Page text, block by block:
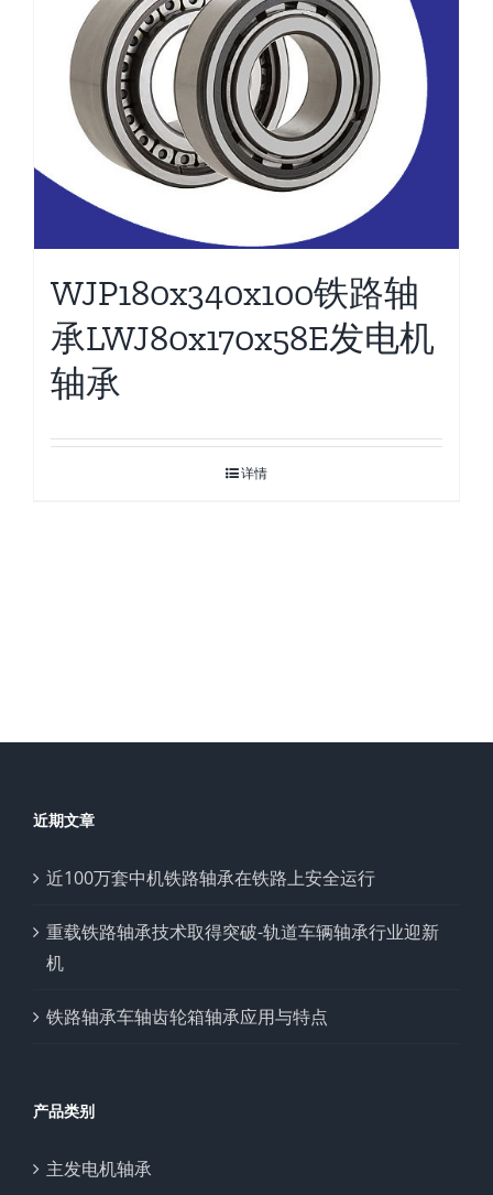
WJP180x340x100铁路轴
承LWJ80x170x58E发电机
轴承
详情
近期文章
近100万套中机铁路轴承在铁路上安全运行
重载铁路轴承技术取得突破-轨道车辆轴承行业迎新
机
铁路轴承车轴齿轮箱轴承应用与特点
产品类别
主发电机轴承